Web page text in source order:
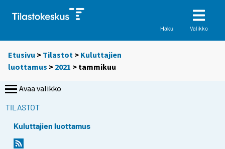
Haku Valikko
Etusivu > Tilastot > Kuluttajien
luottamus > 2021 > tammikuu
Avaa valikko
TILASTOT
Kuluttajien luottamus